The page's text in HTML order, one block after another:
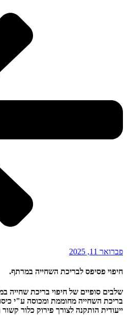
פברואר 11, 2025
חיפוי פסיפס לבריכת השחייה במרתף.
שלבים סופיים של חיפוי בריכת שחייה
ייעודית הותקנה לצורך פירוק כלור קשור